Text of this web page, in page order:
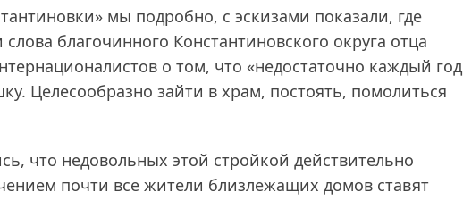
мы подробно, с эскизами показали, где
благочинного Константиновского округа отца
о том, что «недостаточно каждый год
Целесообразно зайти в храм, постоять, помолиться
что недовольных этой стройкой действительно
почти все жители близлежащих домов ставят